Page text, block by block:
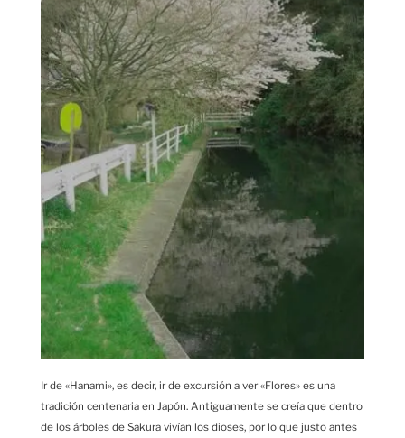
Ir de «Hanami», es decir, ir de excursión a ver «Flores» es una
tradición centenaria en Japón. Antiguamente se creía que dentro
de los árboles de Sakura vivían los dioses, por lo que justo antes